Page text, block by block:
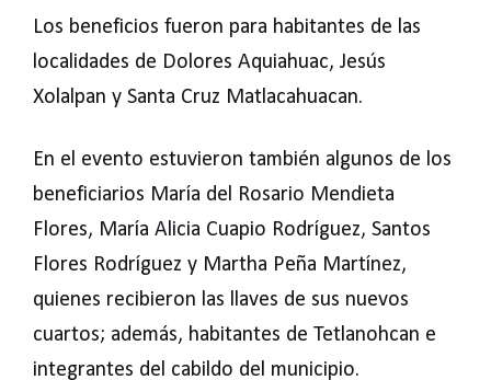
Los beneficios fueron para habitantes de las
localidades de Dolores Aquiahuac, Jesús
Xolalpan y Santa Cruz Matlacahuacan.
En el evento estuvieron también algunos de los
beneficiarios María del Rosario Mendieta
Flores, María Alicia Cuapio Rodríguez, Santos
Flores Rodríguez y Martha Peña Martínez,
quienes recibieron las llaves de sus nuevos
cuartos; además, habitantes de Tetlanohcan e
integrantes del cabildo del municipio.